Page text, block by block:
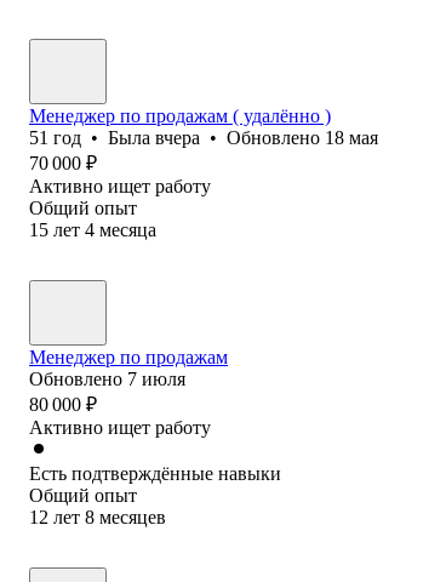
Менеджер по продажам ( удалённо )
51 год • Была вчера • Обновлено 18 мая
70 000 ₽
Активно ищет работу
Общий опыт
15 лет 4 месяца
Менеджер по продажам
Обновлено 7 июля
80 000 ₽
Активно ищет работу
Есть подтверждённые навыки
Общий опыт
12 лет 8 месяцев